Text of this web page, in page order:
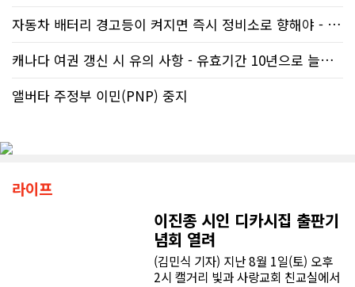
자동차 배터리 경고등이 켜지면 즉시 정비소로 향해야 - 주행중 차량 갑..
캐나다 여권 갱신 시 유의 사항 - 유효기간 10년으로 늘어나 편리
앨버타 주정부 이민(PNP) 중지
라이프
이진종 시인 디카시집 출판기
념회 열려
(김민식 기자) 지난 8월 1일(토) 오후
2시 캘거리 빛과 사랑교회 친교실에서